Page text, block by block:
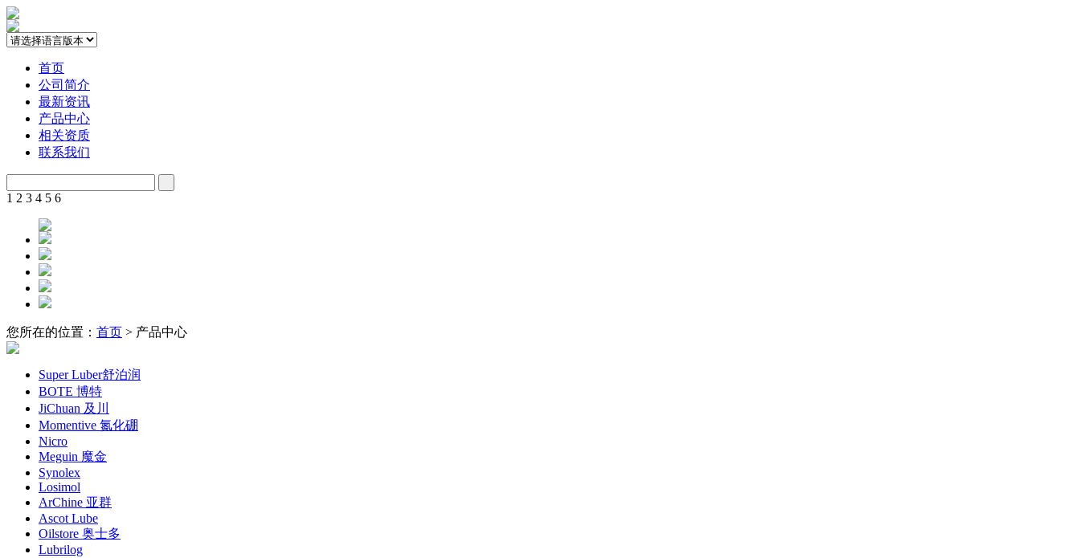
首页
公司简介
最新资讯
产品中心
相关资质
联系我们
1 2 3 4 5 6
您所在的位置： 首页 > 产品中心
Super Luber舒泊润
BOTE 博特
JiChuan 及川
Momentive 氮化硼
Nicro
Meguin 魔金
Synolex
Losimol
ArChine 亚群
Ascot Lube
Oilstore 奥士多
Lubrilog